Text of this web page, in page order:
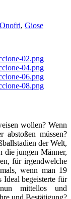
, Giose
wollen? Wenn
müssen?
der Welt,
die jungen Männer,
für irgendwelche
wenn man 19
Ideal begeisterte für
mittellos und
und Bestätigung?